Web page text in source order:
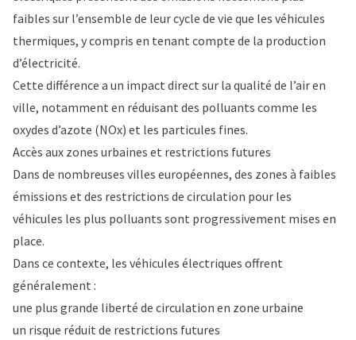
faibles sur l’ensemble de leur cycle de vie que les véhicules
thermiques, y compris en tenant compte de la production
d’électricité.
Cette différence a un impact direct sur la qualité de l’air en
ville, notamment en réduisant des polluants comme les
oxydes d’azote (NOx) et les particules fines.
Accès aux zones urbaines et restrictions futures
Dans de nombreuses villes européennes, des zones à faibles
émissions et des restrictions de circulation pour les
véhicules les plus polluants sont progressivement mises en
place.
Dans ce contexte, les véhicules électriques offrent
généralement :
une plus grande liberté de circulation en zone urbaine
un risque réduit de restrictions futures